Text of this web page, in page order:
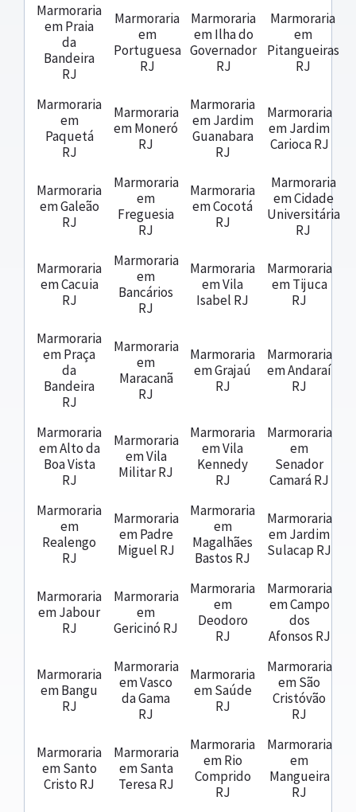
Marmoraria
em Praia
da
Bandeira
RJ
Marmoraria
em
Portuguesa
RJ
Marmoraria
em Ilha do
Governador
RJ
Marmoraria
em
Pitangueiras
RJ
Marmoraria
em
Paquetá
RJ
Marmoraria
em Moneró
RJ
Marmoraria
em Jardim
Guanabara
RJ
Marmoraria
em Jardim
Carioca RJ
Marmoraria
em Galeão
RJ
Marmoraria
em
Freguesia
RJ
Marmoraria
em Cocotá
RJ
Marmoraria
em Cidade
Universitária
RJ
Marmoraria
em Cacuia
RJ
Marmoraria
em
Bancários
RJ
Marmoraria
em Vila
Isabel RJ
Marmoraria
em Tijuca
RJ
Marmoraria
em Praça
da
Bandeira
RJ
Marmoraria
em
Maracanã
RJ
Marmoraria
em Grajaú
RJ
Marmoraria
em Andaraí
RJ
Marmoraria
em Alto da
Boa Vista
RJ
Marmoraria
em Vila
Militar RJ
Marmoraria
em Vila
Kennedy
RJ
Marmoraria
em
Senador
Camará RJ
Marmoraria
em
Realengo
RJ
Marmoraria
em Padre
Miguel RJ
Marmoraria
em
Magalhães
Bastos RJ
Marmoraria
em Jardim
Sulacap RJ
Marmoraria
em Jabour
RJ
Marmoraria
em
Gericinó RJ
Marmoraria
em
Deodoro
RJ
Marmoraria
em Campo
dos
Afonsos RJ
Marmoraria
em Bangu
RJ
Marmoraria
em Vasco
da Gama
RJ
Marmoraria
em Saúde
RJ
Marmoraria
em São
Cristóvão
RJ
Marmoraria
em Santo
Cristo RJ
Marmoraria
em Santa
Teresa RJ
Marmoraria
em Rio
Comprido
RJ
Marmoraria
em
Mangueira
RJ